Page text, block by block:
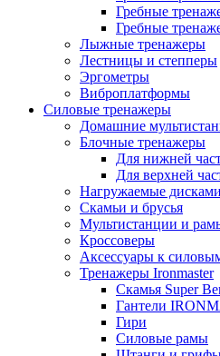
Гребные
Гребные
Лыжные тренажеры
Лестницы и степперы
Эргометры
Виброплатформы
Силовые тренажеры
Домашние
Блочные тренажеры
Для нижней
Для верхней
Нагружаемые дисками
Скамьи и брусья
Мультистанции и
Кроссоверы
Аксессуары к
Тренажеры Ironmaster
Скамья Super
Гантели
Гири
Силовые рамы